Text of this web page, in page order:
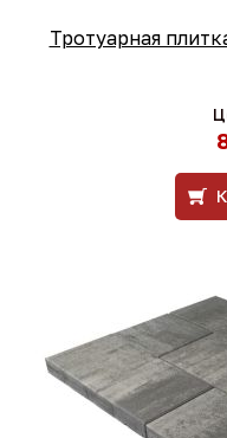
Тротуарная